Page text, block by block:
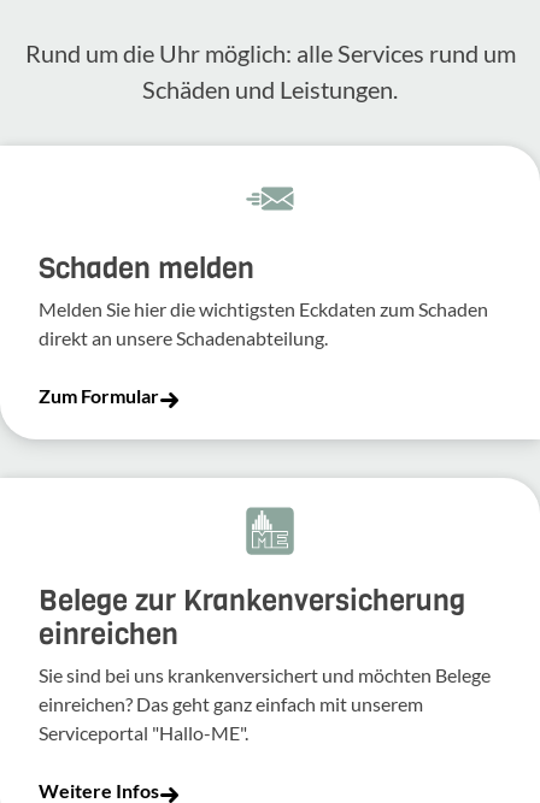
Rund um die Uhr möglich: alle Services rund um
Schäden und Leis­tungen.
Schaden melden
Melden Sie hier die wich­tigsten Eckdaten zum Schaden
direkt an unsere Scha­den­ab­tei­lung.
Zum Formular
Belege zur Krankenversicherung
einreichen
Sie sind bei uns krankenversichert und möchten Belege
einreichen? Das geht ganz einfach mit unserem
Serviceportal "Hallo-ME".
Weitere Infos